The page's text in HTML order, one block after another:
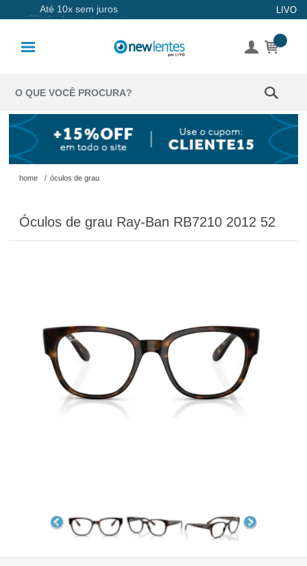
Até 10x sem juros LIVO
Coloridas
Solução
Óculos de
Óculos de
Grau
Consultar
Pedidos
Recompra
aqui
home / óculos de grau
Óculos de grau Ray-Ban RB7210 2012 52